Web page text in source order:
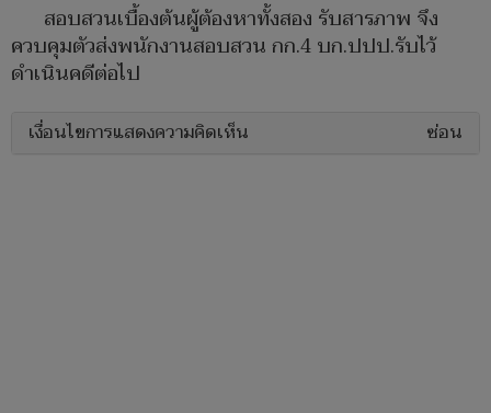
สอบสวนเบื้องต้นผู้ต้องหาทั้งสอง รับสารภาพ จึง
ควบคุมตัวส่งพนักงานสอบสวน กก.4 บก.ปปป.รับไว้
ดำเนินคดีต่อไป
เงื่อนไขการแสดงความคิดเห็น ซ่อน